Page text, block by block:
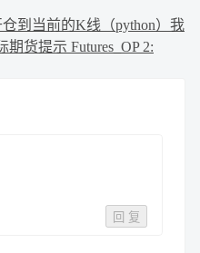
到当前的K线（python） 我
货提示 Futures_OP 2:
回 复